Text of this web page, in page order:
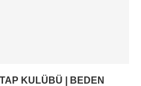
KULÜBÜ | BEDEN